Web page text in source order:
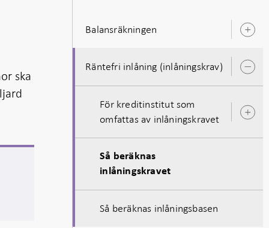
ska
Balansräkningen
Räntefri inlåning (inlåningskrav)
För kreditinstitut som
omfattas av inlåningskravet
Så beräknas
inlåningskravet
Så beräknas inlåningsbasen